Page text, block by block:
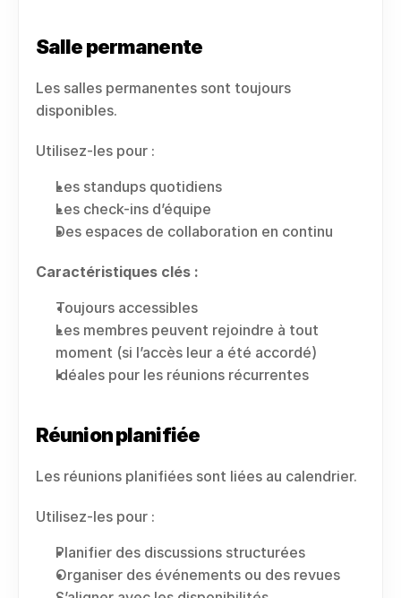
Salle permanente
Les salles permanentes sont toujours
disponibles.
Utilisez-les pour :
Les standups quotidiens
Les check-ins d’équipe
Des espaces de collaboration en continu
Caractéristiques clés :
Toujours accessibles
Les membres peuvent rejoindre à tout
moment (si l’accès leur a été accordé)
Idéales pour les réunions récurrentes
Réunion planifiée
Les réunions planifiées sont liées au calendrier.
Utilisez-les pour :
Planifier des discussions structurées
Organiser des événements ou des revues